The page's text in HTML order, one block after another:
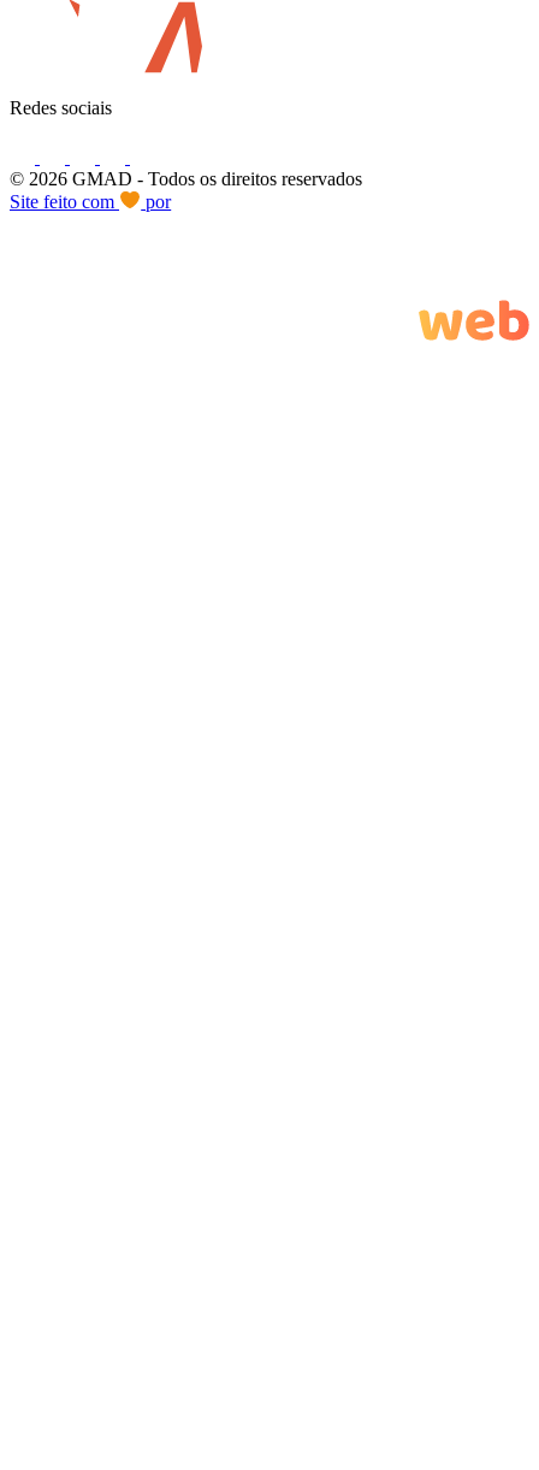
Redes sociais
© 2026 GMAD - Todos os direitos reservados
Site feito com
por